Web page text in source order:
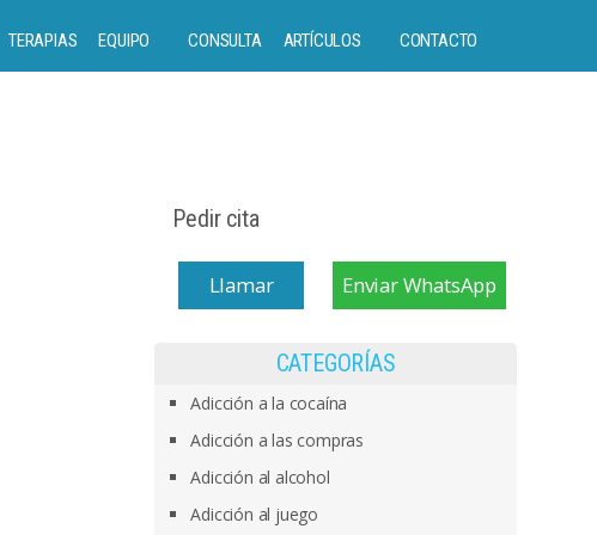
TERAPIAS EQUIPO CONSULTA ARTÍCULOS CONTACTO
Pedir cita
Llamar Enviar WhatsApp
CATEGORÍAS
Adicción a la cocaína
Adicción a las compras
Adicción al alcohol
Adicción al juego